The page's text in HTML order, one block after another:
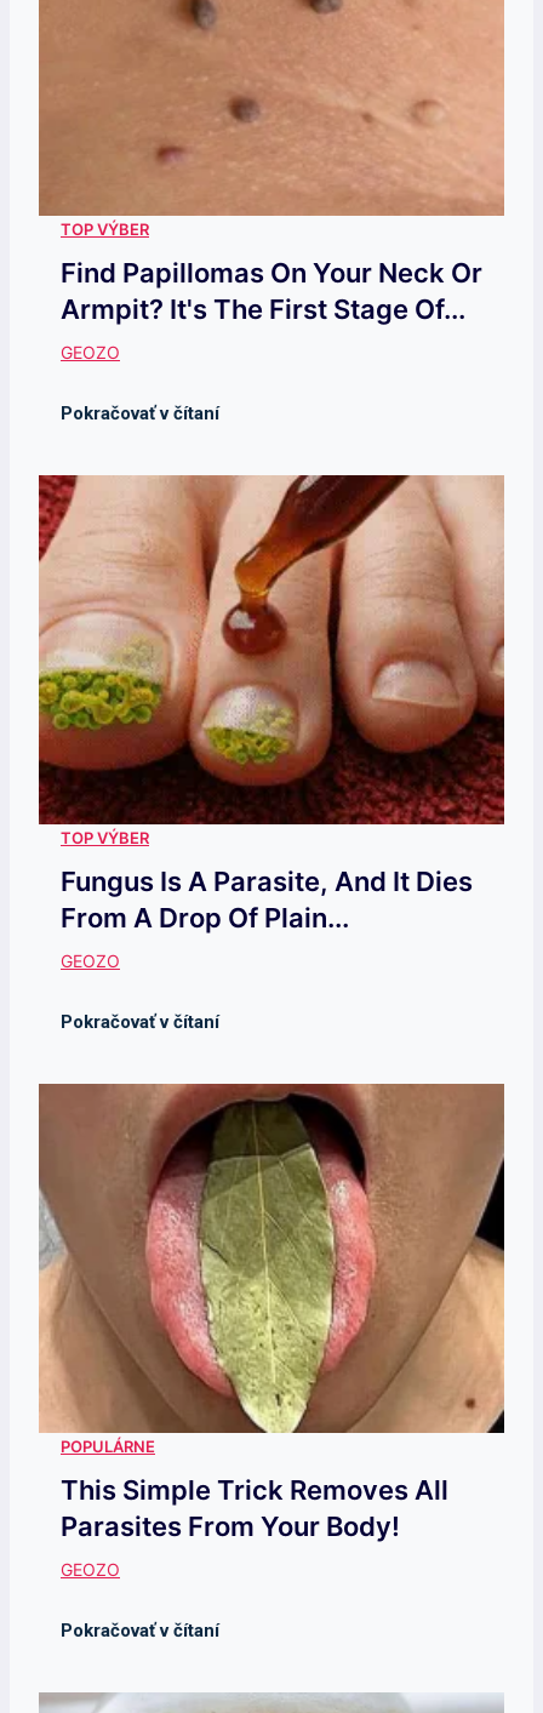
Find Papillomas On Your Neck Or
Armpit? It's The First Stage Of...
Fungus Is A Parasite, And It Dies
From A Drop Of Plain...
This Simple Trick Removes All
Parasites From Your Body!